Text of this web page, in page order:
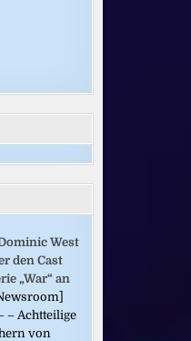
West
den Cast
„War“ an
– Achtteilige
von